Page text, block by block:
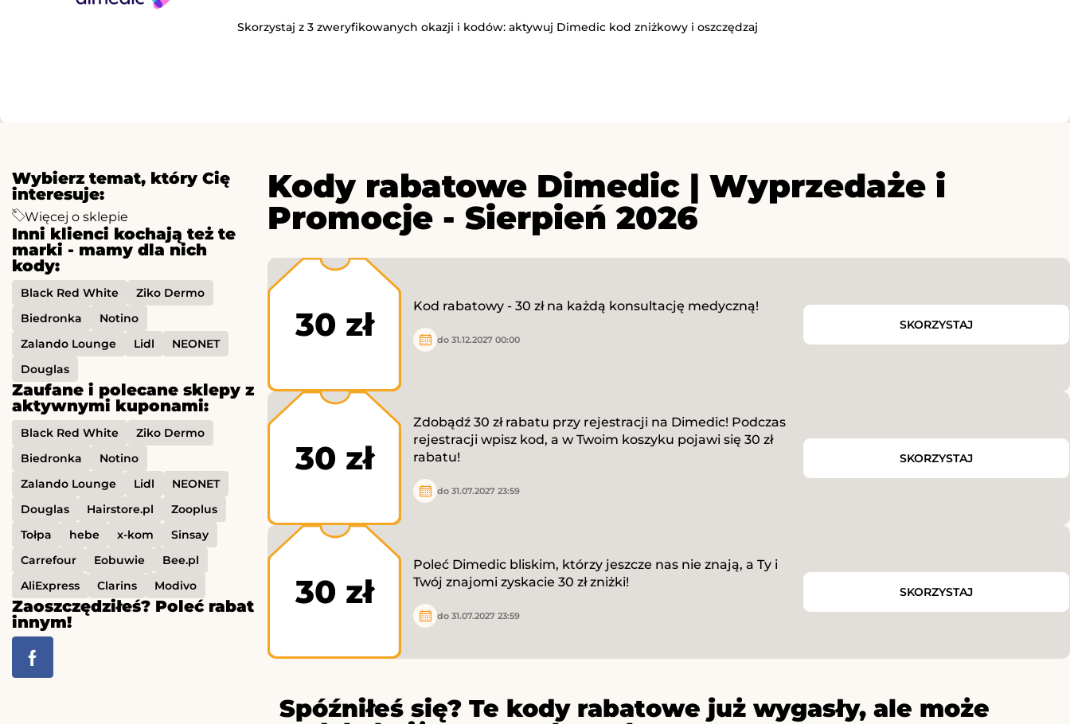
Skorzystaj z 3 zweryfikowanych okazji i kodów: aktywuj Dimedic kod zniżkowy i oszczędzaj
Wybierz temat, który Cię
interesuje:
Więcej o sklepie
Inni klienci kochają też te
marki - mamy dla nich
kody:
Black Red White
Ziko Dermo
Biedronka
Notino
Zalando Lounge
Lidl
NEONET
Douglas
Zaufane i polecane sklepy z
aktywnymi kuponami:
Black Red White
Ziko Dermo
Biedronka
Notino
Zalando Lounge
Lidl
NEONET
Douglas
Hairstore.pl
Zooplus
Tołpa
hebe x-kom
Sinsay
Carrefour
Eobuwie
Bee.pl
AliExpress
Clarins Modivo
Zaoszczędziłeś? Poleć rabat
innym!
Kody rabatowe Dimedic | Wyprzedaże i
Promocje - Sierpień 2026
30 zł Kod rabatowy - 30 zł na każdą konsultację medyczną!
do 31.12.2027 00:00
SKORZYSTAJ
30 zł
Zdobądź 30 zł rabatu przy rejestracji na Dimedic! Podczas
rejestracji wpisz kod, a w Twoim koszyku pojawi się 30 zł
rabatu!
do 31.07.2027 23:59
SKORZYSTAJ
30 zł
Poleć Dimedic bliskim, którzy jeszcze nas nie znają, a Ty i
Twój znajomi zyskacie 30 zł zniżki!
do 31.07.2027 23:59
SKORZYSTAJ
Spóźniłeś się? Te kody rabatowe już wygasły, ale może